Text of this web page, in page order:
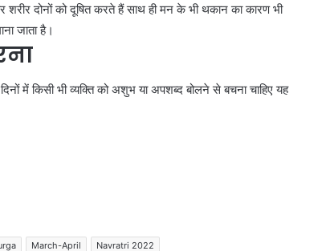
दोनों को दूषित करते हैं साथ ही मन के भी थकान का कारण भी
जाता है।
में किसी भी व्यक्ति को अशुभ या अपशब्द बोलने से बचना चाहिए यह
March-April Navratri 2022
नमन
लीक
चोट,
को
1 week ago